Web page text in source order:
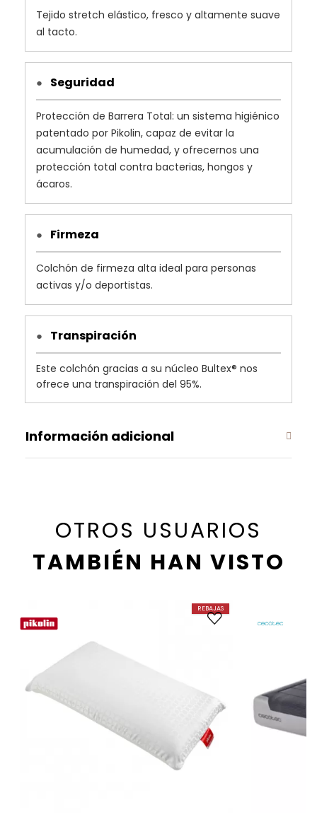
Tejido stretch elástico, fresco y altamente suave
al tacto.
● Seguridad
Protección de Barrera Total: un sistema higiénico
patentado por Pikolin, capaz de evitar la
acumulación de humedad, y ofrecernos una
protección total contra bacterias, hongos y
ácaros.
● Firmeza
Colchón de firmeza alta ideal para personas
activas y/o deportistas.
● Transpiración
Este colchón gracias a su núcleo Bultex® nos
ofrece una transpiración del 95%.
Información adicional
OTROS USUARIOS
TAMBIÉN HAN VISTO
REBAJAS